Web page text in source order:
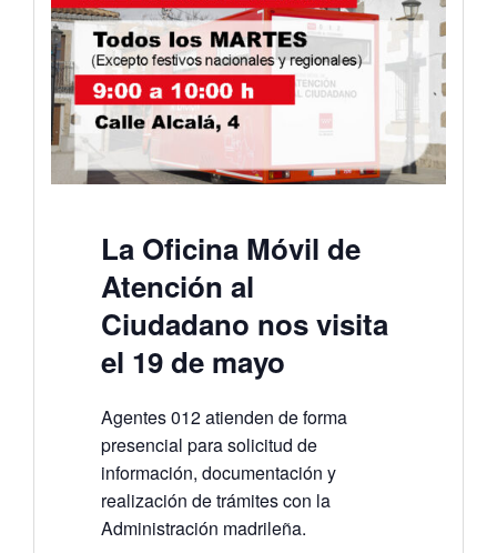
La Oficina Móvil de
Atención al
Ciudadano nos visita
el 19 de mayo
Agentes 012 atienden de forma
presencial para solicitud de
información, documentación y
realización de trámites con la
Administración madrileña.